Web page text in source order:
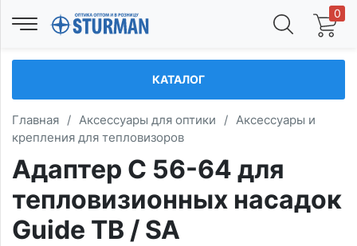
0
КАТАЛОГ
Главная / Аксессуары для оптики / Аксессуары и
крепления для тепловизоров
Адаптер С 56-64 для
тепловизионных насадок
Guide TB / SA